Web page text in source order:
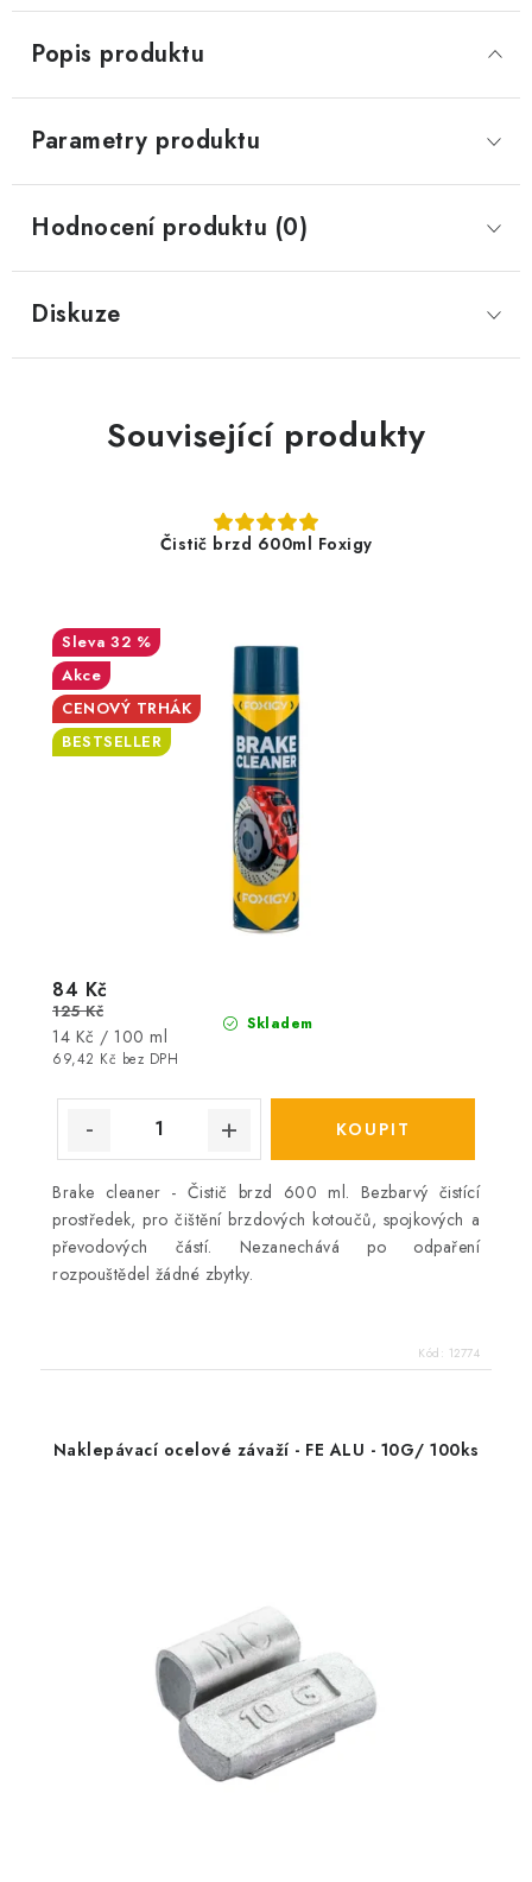
Popis produktu
Parametry produktu
Hodnocení produktu (0)
Diskuze
Související produkty
Čistič brzd 600ml Foxigy
32 %
Akce
CENOVÝ TRHÁK
BESTSELLER
Skladem
69,42 Kč bez DPH
84 Kč
125 Kč
Měrná
cena:
14 Kč / 100 ml
Brake cleaner - Čistič brzd 600 ml. Bezbarvý čistící
prostředek, pro čištění brzdových kotoučů, spojkových a
převodových částí. Nezanechává po odpaření
rozpouštědel žádné zbytky.
Kód: 12774
Naklepávací ocelové závaží - FE ALU - 10G/ 100ks